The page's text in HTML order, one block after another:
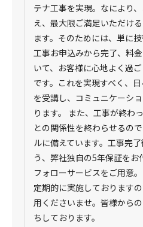
テナ工事を実現。なにより
え、最大限ご満足いただけ
ます。そのためには、単に
工事お申込みから完了、料
いて、お客様に心地よく過
です。これを実現すべく、
を受講し、コミュニケーシ
ります。 また、工事が終わ
との関係性を終わらせるの
ルに備えています。工事完
う、弊社独自の5年保証を
フォローサービスをご用意
定期的に実施しております
用くださいませ。皆様から
ちしております。